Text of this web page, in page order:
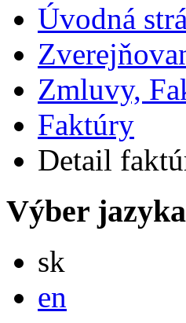
Úvodná
Zmluvy,
Faktúry
Detail
Výber jazyka
sk
en